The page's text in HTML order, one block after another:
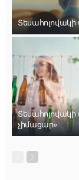
Տեսահոլովակի
չիմացար»